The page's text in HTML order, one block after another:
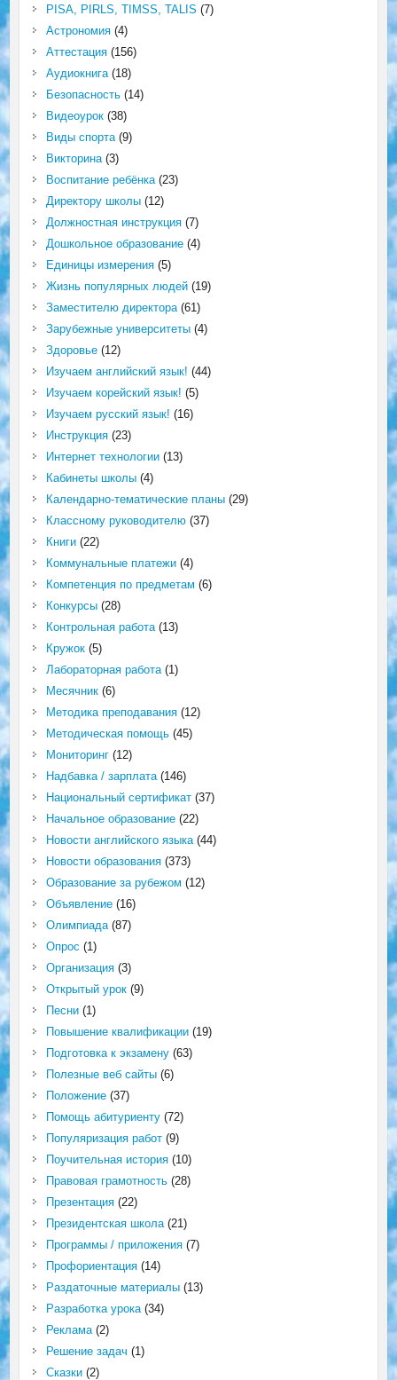
PISA, PIRLS, TIMSS, TALIS (7)
Астрономия(4)
Аттестация(156)
Аудиокнига(18)
Безопасность(14)
Видеоурок(38)
Виды спорта(9)
Викторина(3)
Воспитание ребёнка(23)
Директору школы(12)
Должностная инструкция(7)
Дошкольное образование(4)
Единицы измерения(5)
Жизнь популярных людей(19)
Заместителю директора(61)
Зарубежные университеты(4)
Здоровье(12)
Изучаем английский язык! (44)
Изучаем корейский язык! (5)
Изучаем русский язык! (16)
Инструкция(23)
Интернет технологии(13)
Кабинеты школы(4)
Календарно-тематические планы(29)
Классному руководителю(37)
Книги(22)
Коммунальные платежи(4)
Компетенция по предметам (6)
Конкурсы(28)
Контрольная работа(13)
Кружок(5)
Лабораторная работа(1)
Месячник(6)
Методика преподавания(12)
Методическая помощь(45)
Мониторинг(12)
Надбавка / зарплата(146)
Национальный сертификат(37)
Начальное образование(22)
Новости английского языка(44)
Новости образования(373)
Образование за рубежом (12)
Объявление(16)
Олимпиада(87)
Опрос (1)
Организация(3)
Открытый урок(9)
Песни(1)
Повышение квалификации(19)
Подготовка к экзамену(63)
Полезные веб сайты(6)
Положение(37)
Помощь абитуриенту(72)
Популяризация работ(9)
Поучительная история(10)
Правовая грамотность(28)
Презентация(22)
Президентская школа(21)
Программы / приложения(7)
Профориентация(14)
Раздаточные материалы(13)
Разработка урока(34)
Реклама(2)
Решение задач (1)
Сказки(2)